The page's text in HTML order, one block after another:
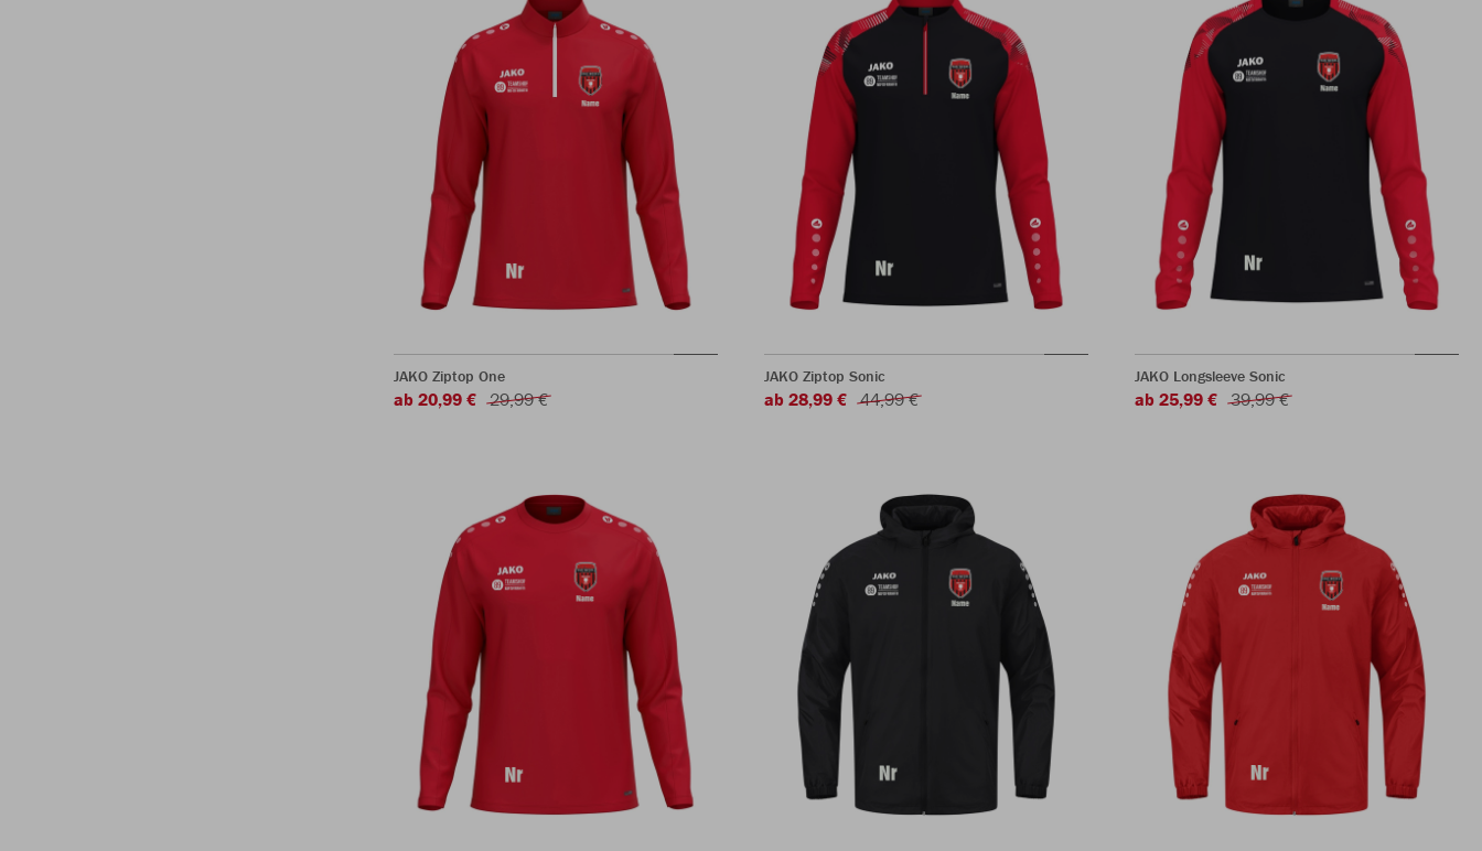
JAKO Ziptop One
ab 20,99 € 29,99 €
JAKO Ziptop Sonic
ab 28,99 € 44,99 €
JAKO Longsleeve Sonic
ab 25,99 € 39,99 €